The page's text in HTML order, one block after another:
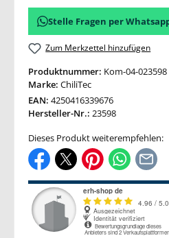
Stelle Fragen per
Zum Merkzettel hinzufügen
Produktnummer: Kom-04-023598
Marke: ChiliTec
EAN: 4250416339676
Hersteller-Nr.: 23598
Dieses Produkt weiterempfehlen: